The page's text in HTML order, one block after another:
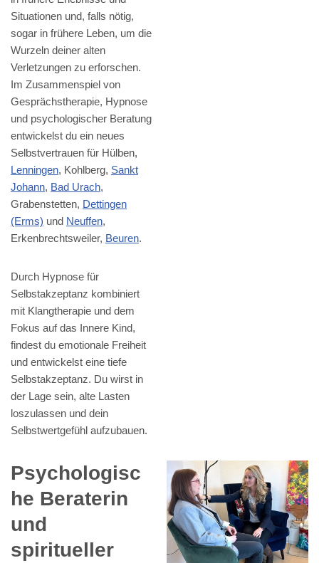
Situationen und, falls nötig,
sogar in frühere Leben, um die
Wurzeln deiner alten
Verletzungen zu erforschen.
Im Zusammenspiel von
Gesprächstherapie, Hypnose
und psychologischer Beratung
entwickelst du ein neues
Selbstvertrauen für Hülben,
Lenningen, Kohlberg, Sankt
Johann, Bad Urach,
Grabenstetten, Dettingen
(Erms) und Neuffen,
Erkenbrechtsweiler, Beuren.
Durch Hypnose für
Selbstakzeptanz kombiniert
mit Klangtherapie und dem
Fokus auf das Innere Kind,
findest du emotionale Freiheit
und entwickelst eine tiefe
Selbstakzeptanz. Du wirst in
der Lage sein, alte Lasten
loszulassen und dein
Selbstwertgefühl aufzubauen.
Psychologisc
he Beraterin
und
spiritueller